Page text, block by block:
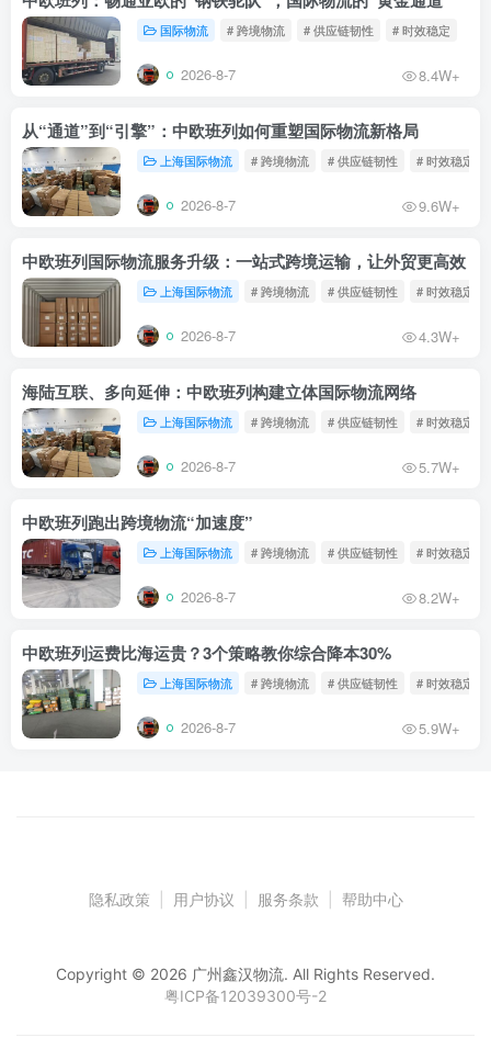
国际物流 # 跨境物流 # 供应链韧性 # 时效稳定
2026-8-7 8.4W+
从“通道”到“引擎”：中欧班列如何重塑国际物流新格局
上海国际物流 # 跨境物流 # 供应链韧性 # 时效稳定
2026-8-7 9.6W+
中欧班列国际物流服务升级：一站式跨境运输，让外贸更高效
上海国际物流 # 跨境物流 # 供应链韧性 # 时效稳定
2026-8-7 4.3W+
海陆互联、多向延伸：中欧班列构建立体国际物流网络
上海国际物流 # 跨境物流 # 供应链韧性 # 时效稳定
2026-8-7 5.7W+
中欧班列跑出跨境物流“加速度”
上海国际物流 # 跨境物流 # 供应链韧性 # 时效稳定
2026-8-7 8.2W+
中欧班列运费比海运贵？3个策略教你综合降本30%
上海国际物流 # 跨境物流 # 供应链韧性 # 时效稳定
2026-8-7 5.9W+
隐私政策 用户协议 服务条款 帮助中心
Copyright © 2026 广州鑫汉物流. All Rights Reserved.
粤ICP备12039300号-2